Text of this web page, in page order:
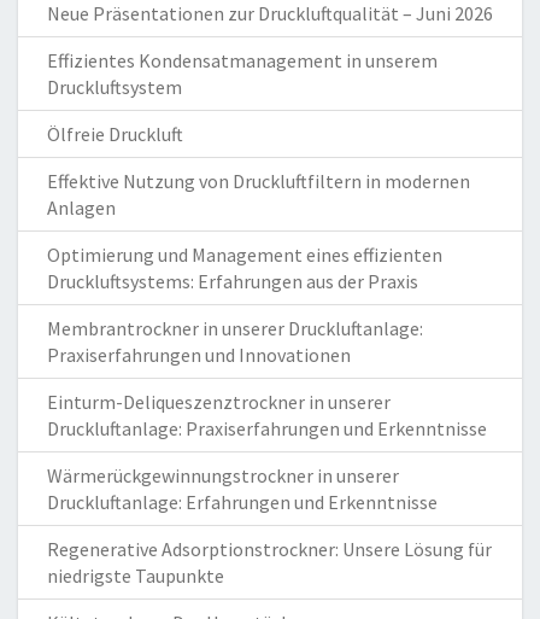
Neue Präsentationen zur Druckluftqualität – Juni 2026
Effizientes Kondensatmanagement in unserem
Druckluftsystem
Ölfreie Druckluft
Effektive Nutzung von Druckluftfiltern in modernen
Anlagen
Optimierung und Management eines effizienten
Druckluftsystems: Erfahrungen aus der Praxis
Membrantrockner in unserer Druckluftanlage:
Praxiserfahrungen und Innovationen
Einturm-Deliqueszenztrockner in unserer
Druckluftanlage: Praxiserfahrungen und Erkenntnisse
Wärmerückgewinnungstrockner in unserer
Druckluftanlage: Erfahrungen und Erkenntnisse
Regenerative Adsorptionstrockner: Unsere Lösung für
niedrigste Taupunkte